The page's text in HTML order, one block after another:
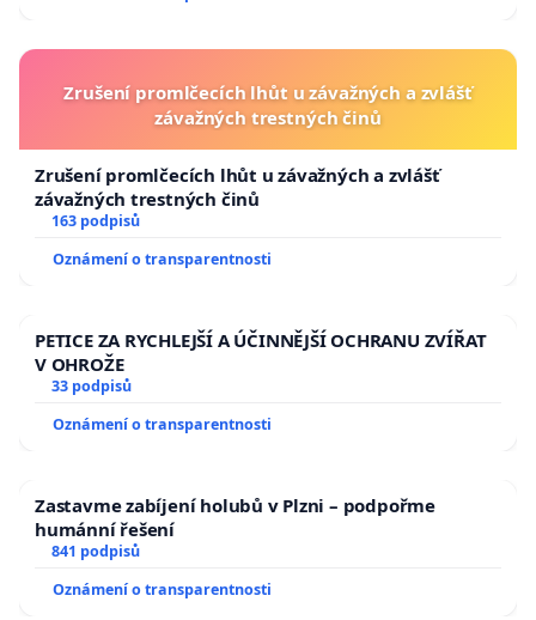
Zrušení promlčecích lhůt u závažných a zvlášť
závažných trestných činů
Zrušení promlčecích lhůt u závažných a zvlášť
závažných trestných činů
163 podpisů
Oznámení o transparentnosti
PETICE ZA RYCHLEJŠÍ A ÚČINNĚJŠÍ OCHRANU ZVÍŘAT
V OHROŽE
33 podpisů
Oznámení o transparentnosti
Zastavme zabíjení holubů v Plzni – podpořme
humánní řešení
841 podpisů
Oznámení o transparentnosti